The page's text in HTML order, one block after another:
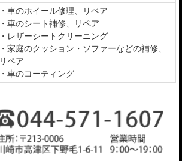
・車のホイール修理、リペア
・車のシート補修、リペア
・レザーシートクリーニング
・家庭のクッション・ソファーなどの補修、
リペア
・車のコーティング